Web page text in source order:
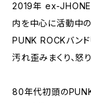
2019年 ex-
内を中心に活動中の
PUNK ROCKバンド
汚れ歪みまくり、
80年代初頭の